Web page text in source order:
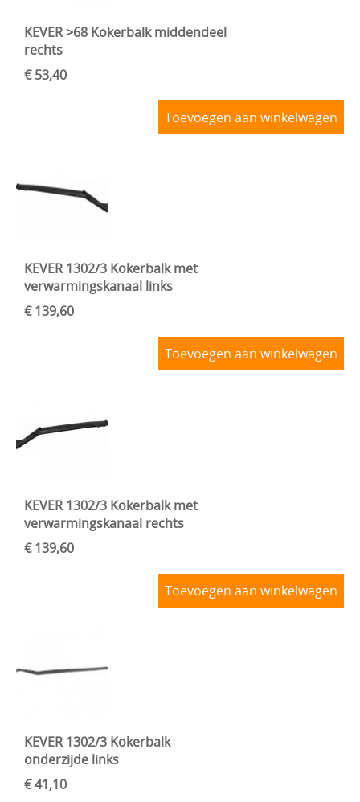
KEVER >68 Kokerbalk middendeel
rechts
€ 53,40
Toevoegen aan winkelwagen
KEVER 1302/3 Kokerbalk met
verwarmingskanaal links
€ 139,60
Toevoegen aan winkelwagen
KEVER 1302/3 Kokerbalk met
verwarmingskanaal rechts
€ 139,60
Toevoegen aan winkelwagen
KEVER 1302/3 Kokerbalk
onderzijde links
€ 41,10